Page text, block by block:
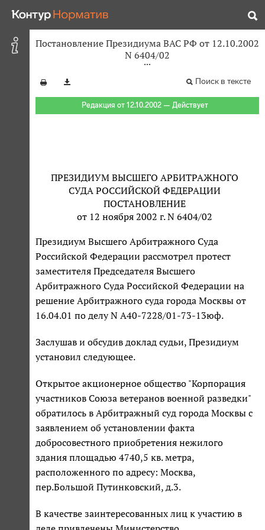
Постановление Президиума ВАС РФ от 12.10.2002
N 6404/02
Поиск в тексте
Редакция от 12.10.2002 — Действует
ПРЕЗИДИУМ ВЫСШЕГО АРБИТРАЖНОГО
СУДА РОССИЙСКОЙ ФЕДЕРАЦИИ
ПОСТАНОВЛЕНИЕ
от 12 ноября 2002 г. N 6404/02
Президиум Высшего Арбитражного Суда
Российской Федерации рассмотрел протест
заместителя Председателя Высшего
Арбитражного Суда Российской Федерации на
решение Арбитражного суда города Москвы от
16.04.01 по делу N А40-7228/01-73-13юф.
Заслушав и обсудив доклад судьи, Президиум
установил следующее.
Открытое акционерное общество "Корпорация
участников Союза ветеранов военной разведки"
обратилось в Арбитражный суд города Москвы с
заявлением об установлении факта
добросовестного приобретения нежилого
здания площадью 4740,5 кв. метра,
расположенного по адресу: Москва,
пер.Большой Путинковский, д.3.
В качестве заинтересованных лиц к участию в